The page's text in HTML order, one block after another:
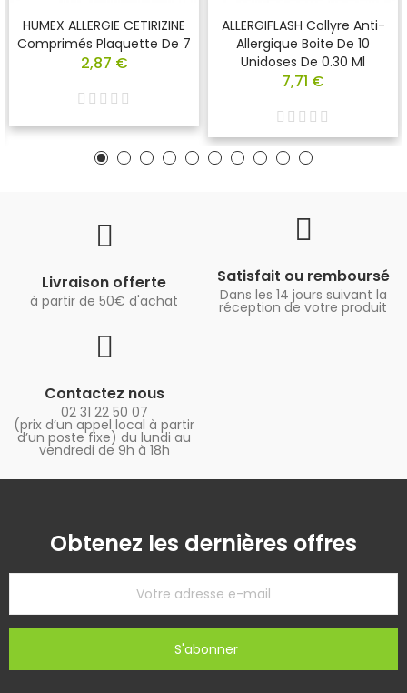
HUMEX ALLERGIE CETIRIZINE
Comprimés Plaquette De 7
2,87 €
ALLERGIFLASH Collyre Anti-
Allergique Boite De 10
Unidoses De 0.30 Ml
7,71 €
Livraison offerte
à partir de 50€ d'achat
Satisfait ou remboursé
Dans les 14 jours suivant la
réception de votre produit
Contactez nous
02 31 22 50 07
(prix d’un appel local à partir
d’un poste fixe) du lundi au
vendredi de 9h à 18h
Obtenez les dernières offres
S'abonner